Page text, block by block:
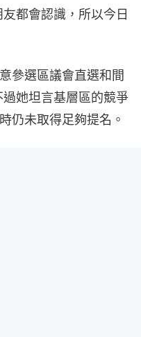
都會認識，所以今日
參選區議會直選和間
她坦言基層區的競爭
仍未取得足夠提名。